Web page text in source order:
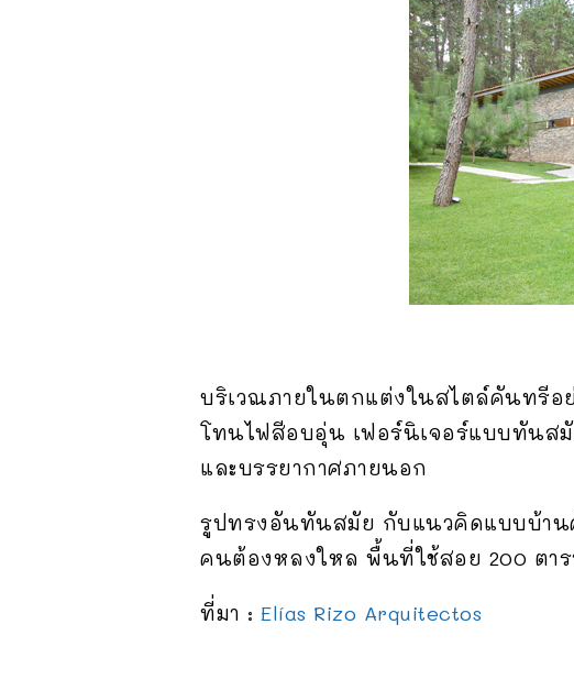
บริเวณภายในตกแต่งในสไตล์คันทรีอ
โทนไฟสีอบอุ่น เฟอร์นิเจอร์แบบทันส
และบรรยากาศภายนอก
รูปทรงอันทันสมัย กับแนวคิดแบบบ้าน
คนต้องหลงใหล พื้นที่ใช้สอย 200 ตาร
ที่มา : Elías Rizo Arquitectos